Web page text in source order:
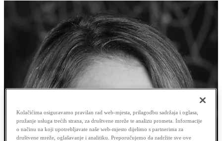
Kolačićima osiguravamo pravilan rad web-mjesta, prilagodbu sadržaja i oglasa,
pružanje usluga trećih strana, za društvene mreže te analizu prometa. Informacije
o načinu na koji upotrebljavate naše web-mjesto dijelimo s partnerima za
društvene mreže, oglašavanje i analitiku. Preporučujemo da zadržite sve ove